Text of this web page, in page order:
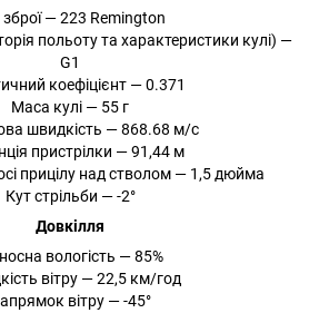
зброї — 223 Remington
польоту та характеристики кулі) —
G1
коефіцієнт — 0.371
Маса кулі — 55 г
швидкість — 868.68 м/с
пристрілки — 91,44 м
прицілу над стволом — 1,5 дюйма
Кут стрільби — -2°
Довкілля
вологість — 85%
вітру — 22,5 км/год
вітру — -45°